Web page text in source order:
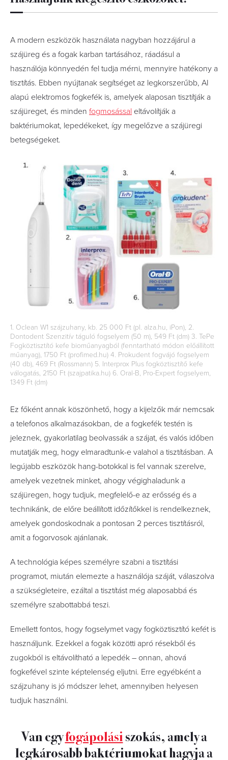
A modern eszközök használata nagyban hozzájárul a
szájüreg és a fogak karban tartásához, ráadásul a
használója könnyedén fel tudja mérni, mennyire hatékony a
tisztítás. Ebben nyújtanak segítséget az legkorszerűbb, AI
alapú elektromos fogkefék is, amelyek alaposan tisztítják a
szájüreget, és minden fogmosással eltávolítják a
baktériumokat, lepedékeket, így megelőzve a szájüregi
betegségeket.
1. Oclean W1 szájzuhany, kb. 25 000 Ft (pl. alza.hu, iPon), 2.
Dontodent Szenzitív táguló fogselyem (50 m), 549 Ft (dm) 3. TePe
Fogköztisztító kefe bioműanyagból (fenntartható módon előállított
műanyag), 1750 Ft (profimed.hu) 4. Prokudent fogvájó fogselyem
(40 db), 469 Ft (Rossmann) 5. Interprox Plus fogköztisztítő kefe
válogatás, 2150 Ft (szajpatika.hu) 6. Oral-B, Pro-Expert fogselyem,
1349 Ft (dm)
Ez főként annak köszönhető, hogy a kijelzők már nemcsak
a telefonos alkalmazásokban, de a fogkefék testén is
jeleznek, gyakorlatilag beolvassák a szájat, és valós időben
mutatják meg, hogy elmaradtunk-e valahol a tisztításban. A
legújabb eszközök hang-botokkal is fel vannak szerelve,
amelyek vezetnek minket, ahogy végighaladunk a
szájüregen, hogy tudjuk, megfelelő-e az erősség és a
technikánk, de előre beállított időzítőkkel is rendelkeznek,
amelyek gondoskodnak a pontosan 2 perces tisztításról,
amit a fogorvosok ajánlanak.
A technológia képes személyre szabni a tisztítási
programot, miután elemezte a használója száját, válaszolva
a szükségleteire, ezáltal a tisztítást még alaposabbá és
személyre szabottabbá teszi.
Emellett fontos, hogy fogselymet vagy fogköztisztító kefét is
használjunk. Ezekkel a fogak közötti apró résekből és
zugokból is eltávolítható a lepedék – onnan, ahová
fogkefével szinte képtelenség eljutni. Erre egyébként a
szájzuhany is jó módszer lehet, amennyiben helyesen
tudjuk használni.
Van egyfogápolásiszokás, amely a
legkárosabb baktériumokat hagyja a